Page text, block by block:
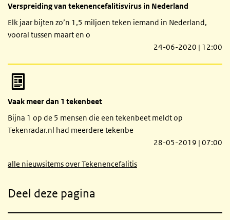
Verspreiding van tekenencefalitisvirus in Nederland
Elk jaar bijten zo’n 1,5 miljoen teken iemand in Nederland,
vooral tussen maart en o
24-06-2020 | 12:00
Vaak meer dan 1 tekenbeet
Bijna 1 op de 5 mensen die een tekenbeet meldt op
Tekenradar.nl had meerdere tekenbe
28-05-2019 | 07:00
alle nieuwsitems over Tekenencefalitis
Deel deze pagina